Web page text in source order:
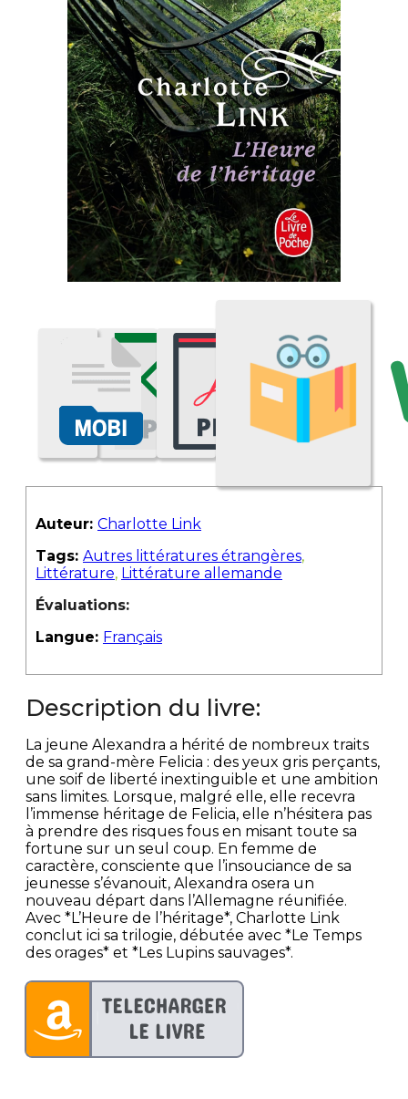
Auteur: Charlotte Link
Tags: Autres littératures étrangères,
Littérature, Littérature allemande
Évaluations:
Langue: Français
Description du livre:
La jeune Alexandra a hérité de nombreux traits
de sa grand-mère Felicia : des yeux gris perçants,
une soif de liberté inextinguible et une ambition
sans limites. Lorsque, malgré elle, elle recevra
l’immense héritage de Felicia, elle n’hésitera pas
à prendre des risques fous en misant toute sa
fortune sur un seul coup. En femme de
caractère, consciente que l’insouciance de sa
jeunesse s’évanouit, Alexandra osera un
nouveau départ dans l’Allemagne réunifiée.
Avec *L’Heure de l’héritage*, Charlotte Link
conclut ici sa trilogie, débutée avec *Le Temps
des orages* et *Les Lupins sauvages*.